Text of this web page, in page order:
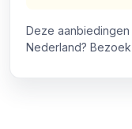
Deze
Nederland?